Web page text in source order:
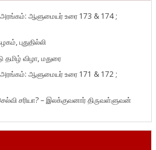
ஆளுமையர் உரை 173 & 174 ;
புதுதில்லி
விழா, மதுரை
ஆளுமையர் உரை 171 & 172 ;
சரியா? – இலக்குவனார் திருவள்ளுவன்